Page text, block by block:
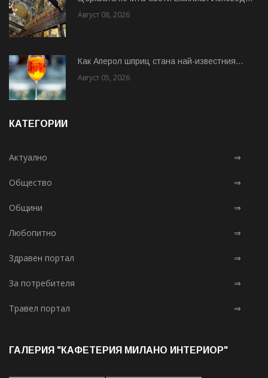
Август 08, 2026
Как Аперол шприц стана най-известния...
Август 05, 2026
КАТЕГОРИИ
Актуално ⇒
Общество ⇒
Общини ⇒
Любопитно ⇒
Здравен портал ⇒
За потребителя ⇒
Травел портал ⇒
ГАЛЕРИЯ "КАФЕТЕРИЯ МИЛАНО ИНТЕРИОР"